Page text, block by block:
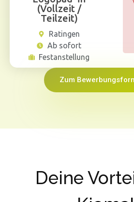
(Vollzeit /
Teilzeit)
Ratingen
Ab sofort
Festanstellung
Zum
Deine